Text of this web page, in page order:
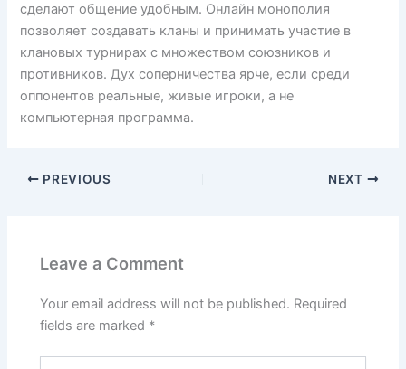
сделают общение удобным. Онлайн монополия
позволяет создавать кланы и принимать участие в
клановых турнирах с множеством союзников и
противников. Дух соперничества ярче, если среди
оппонентов реальные, живые игроки, а не
компьютерная программа.
PREVIOUS NEXT
Leave a Comment
Your email address will not be published. Required
fields are marked *